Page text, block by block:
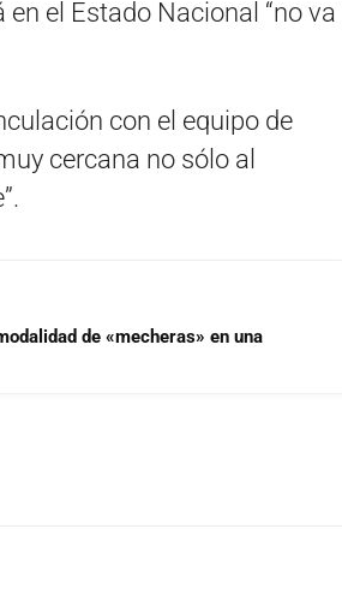
el Estado Nacional “no va
con el equipo de
cercana no sólo al
de «mecheras» en una